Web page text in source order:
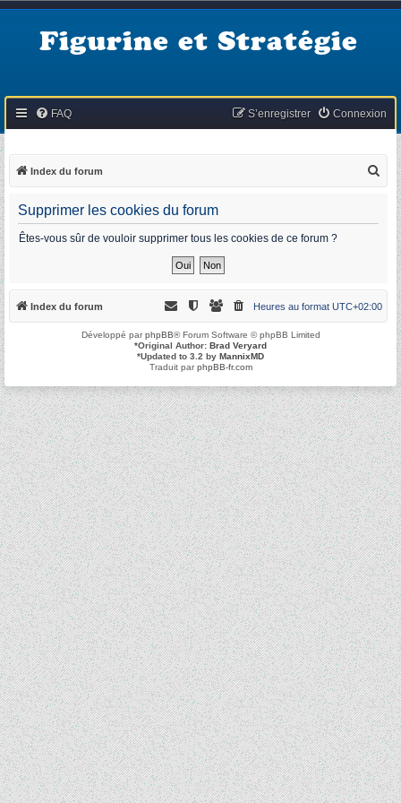
Figurine et Stratégie
FAQ Connexion
S’enregistrer
Index du forum
h
Supprimer les cookies du forum
Êtes-vous sûr de vouloir supprimer tous les cookies de ce forum ?
Index du forum Heures au format UTC+02:00
Développé parphpBB® Forum Software © phpBB Limited
*Original Author: Brad Veryard
*Updated to 3.2 by MannixMD
Traduit parphpBB-fr.com